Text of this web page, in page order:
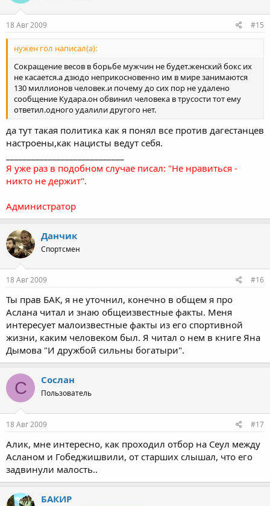
18 Авг 2009 #15
нужен гол написал(а):
Сокращение весов в борьбе мужчин не будет.женский бокс их
не касается.а дзюдо неприкосновенно им в мире занимаются
130 миллионов человек.и почему до сих пор не удалено
сообщение Кудара.он обвинил человека в трусости тот ему
ответил.одного удалили другого нет.
да тут такая политика как я понял все против дагестанцев
настроены,как нацисты ведут себя.
Я уже раз в подобном случае писал: "Не нравиться -
никто не держит".
Администратор
Данчик
Спортсмен
18 Авг 2009 #16
Ты прав БАК, я не уточнил, конечно в общем я про
Аслана читал и знаю общеизвестные факты. Меня
интересует малоизвестные факты из его спортивной
жизни, каким человеком был. Я читал о нем в книге Яна
Дымова "И дружбой сильны богатыри".
C Cослан
Пользователь
18 Авг 2009 #17
Алик, мне интересно, как проходил отбор на Сеул между
Асланом и Гобеджишвили, от старших слышал, что его
задвинули малость..
БАКИР